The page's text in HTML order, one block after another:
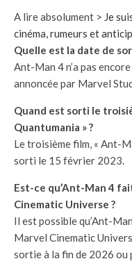
A lire absolument > Je
cinéma, rumeurs et
Quelle est la date de
Ant-Man 4 n’a pas
annoncée par Marvel
Quand est sorti le
Quantumania » ?
Le troisième film, « Ant-
sorti le 15 février 2023.
Est-ce qu’Ant-Man 4
Cinematic Universe ?
Il est possible qu’Ant-
Marvel Cinematic
sortie à la fin de 2026 ou